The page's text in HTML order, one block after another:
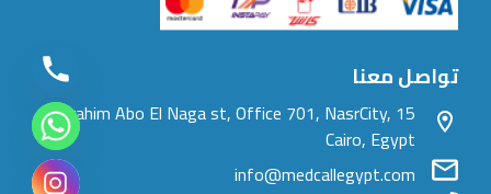
تواصل معنا
15 Ibrahim Abo El Naga st, Office 701, NasrCity,
Cairo, Egypt
info@medcallegypt.com